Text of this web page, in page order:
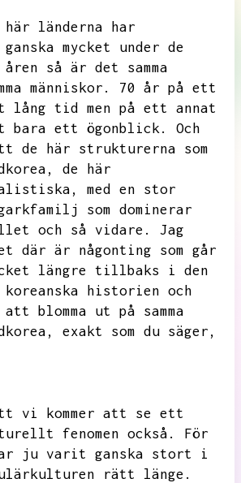
här länderna har
mycket under de
så är det samma
människor.
70 år på ett
lång tid men på ett annat
bara ett ögonblick.
Och
de här strukturerna som
de här
med en stor
som dominerar
och så vidare.
Jag
där är någonting som går
längre tillbaks i den
koreanska historien och
att blomma ut på samma
exakt som du säger,
vi kommer att se ett
fenomen också.
För
ju varit ganska stort i
rätt länge.